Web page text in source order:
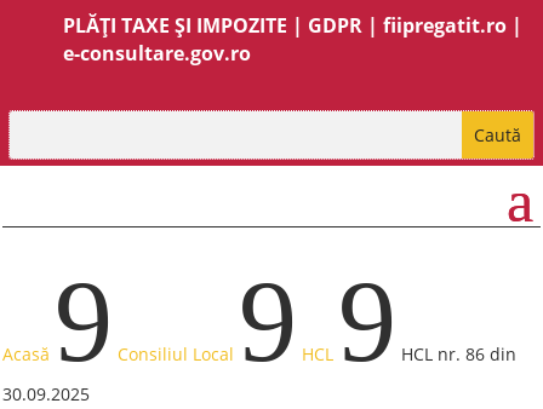
PLĂȚI TAXE ȘI IMPOZITE | GDPR |fiipregatit.ro |
e-consultare.gov.ro
Acasă 9 Consiliul Local 9 HCL 9 HCL nr. 86 din
30.09.2025